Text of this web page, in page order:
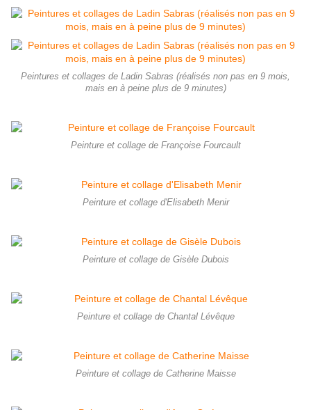
Peintures et collages de Ladin Sabras (réalisés non pas en 9 mois,
mais en à peine plus de 9 minutes)
Peinture et collage de Françoise Fourcault
Peinture et collage d'Elisabeth Menir
Peinture et collage de Gisèle Dubois
Peinture et collage de Chantal Lévêque
Peinture et collage de Catherine Maisse